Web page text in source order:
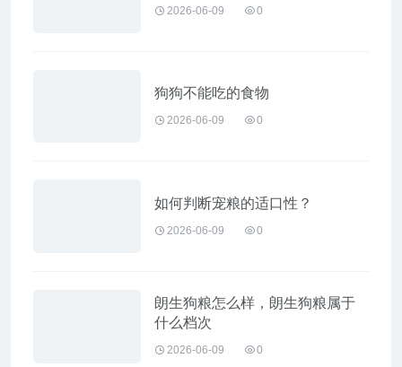
2026-06-09 0
狗狗不能吃的食物
2026-06-09 0
如何判断宠粮的适口性？
2026-06-09 0
朗生狗粮怎么样，朗生狗粮属于
什么档次
2026-06-09 0